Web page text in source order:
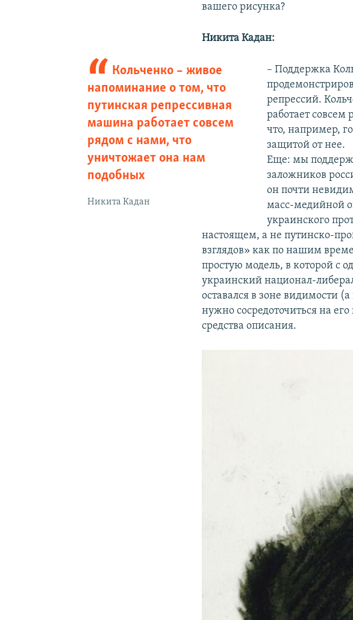
вашего рисунка?​
Никита Кадан:
Кольченко – живое
напоминание о том, что
путинская репрессивная
машина работает совсем
рядом с нами, что
уничтожает она нам
подобных
Никита Кадан
​– Поддержка
репрессий.
работает
что, например,
защитой от нее.
Еще: мы
заложников
он почти
масс-медийной
украинского
настоящем, а не путинско-
взглядов» как по нашим
простую модель, в которой с
украинский национал-
оставался в зоне видимости
нужно сосредоточиться на
средства описания.